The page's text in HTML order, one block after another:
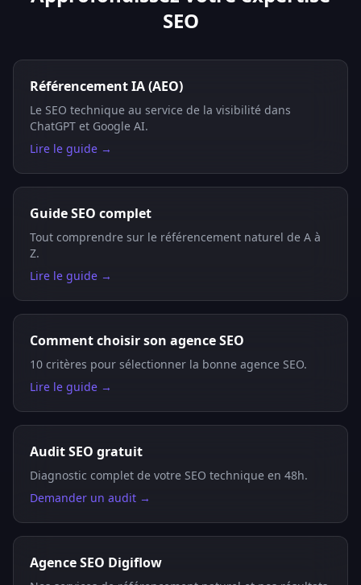
SEO
Référencement IA (AEO)
Le SEO technique au service de la visibilité dans
ChatGPT et Google AI.
Lire le guide →
Guide SEO complet
Tout comprendre sur le référencement naturel de A à
Z.
Lire le guide →
Comment choisir son agence SEO
10 critères pour sélectionner la bonne agence SEO.
Lire le guide →
Audit SEO gratuit
Diagnostic complet de votre SEO technique en 48h.
Demander un audit →
Agence SEO Digiflow